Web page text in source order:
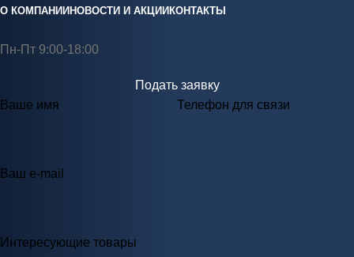
О КОМПАНИИ НОВОСТИ И АКЦИИ КОНТАКТЫ
Пн-Пт 9:00-18:00
Подать заявку
Ваше имя
Телефон для связи
Ваш e-mail
Интересующие товары